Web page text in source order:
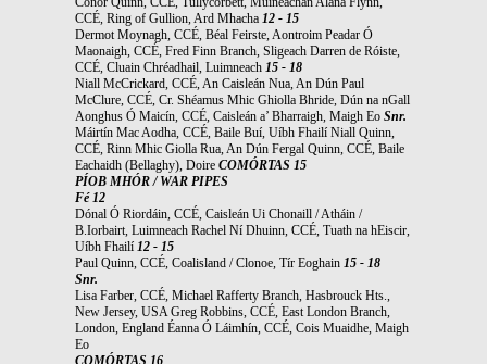
CCÉ, Ring of Gullion, Ard Mhacha 12 - 15
Dermot Moynagh, CCÉ, Béal Feirste, Aontroim Peadar Ó
Maonaigh, CCÉ, Fred Finn Branch, Sligeach Darren de Róiste,
CCÉ, Cluain Chréadhail, Luimneach 15 - 18
Niall McCrickard, CCÉ, An Caisleán Nua, An Dún Paul
McClure, CCÉ, Cr. Shéamus Mhic Ghiolla Bhride, Dún na nGall
Aonghus Ó Maicín, CCÉ, Caisleán a’ Bharraigh, Maigh Eo Snr.
Máirtín Mac Aodha, CCÉ, Baile Buí, Uíbh Fhailí Niall Quinn,
CCÉ, Rinn Mhic Giolla Rua, An Dún Fergal Quinn, CCÉ, Baile
Eachaidh (Bellaghy), Doire COMÓRTAS 15
PÍOB MHÓR / WAR PIPES
Fé 12
Dónal Ó Riordáin, CCÉ, Caisleán Ui Chonaill / Atháin /
B.Iorbairt, Luimneach Rachel Ní Dhuinn, CCÉ, Tuath na hEiscir,
Uíbh Fhailí 12 - 15
Paul Quinn, CCÉ, Coalisland / Clonoe, Tír Eoghain 15 - 18
Snr.
Lisa Farber, CCÉ, Michael Rafferty Branch, Hasbrouck Hts.,
New Jersey, USA Greg Robbins, CCÉ, East London Branch,
London, England Éanna Ó Láimhín, CCÉ, Cois Muaidhe, Maigh
Eo
COMÓRTAS 16